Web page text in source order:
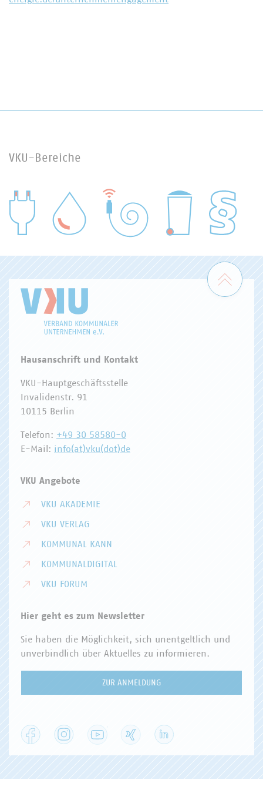
VKU-Bereiche
WASSER/ABWASSER
Zum
Hausanschrift und Kontakt
VKU-Hauptgeschäftsstelle
Invalidenstr. 91
10115 Berlin
Telefon: +49 30 58580-0
E-Mail: info(at)vku(dot)de
VKU Angebote
VKU AKADEMIE
VKU VERLAG
KOMMUNAL KANN
KOMMUNALDIGITAL
VKU FORUM
Hier geht es zum Newsletter
Sie haben die Möglichkeit, sich unentgeltlich und
unverbindlich über Aktuelles zu informieren.
ZUR ANMELDUNG
Facebook Instagram YouTube